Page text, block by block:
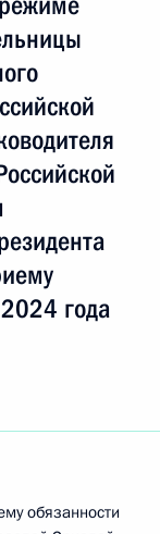
года
обязанности